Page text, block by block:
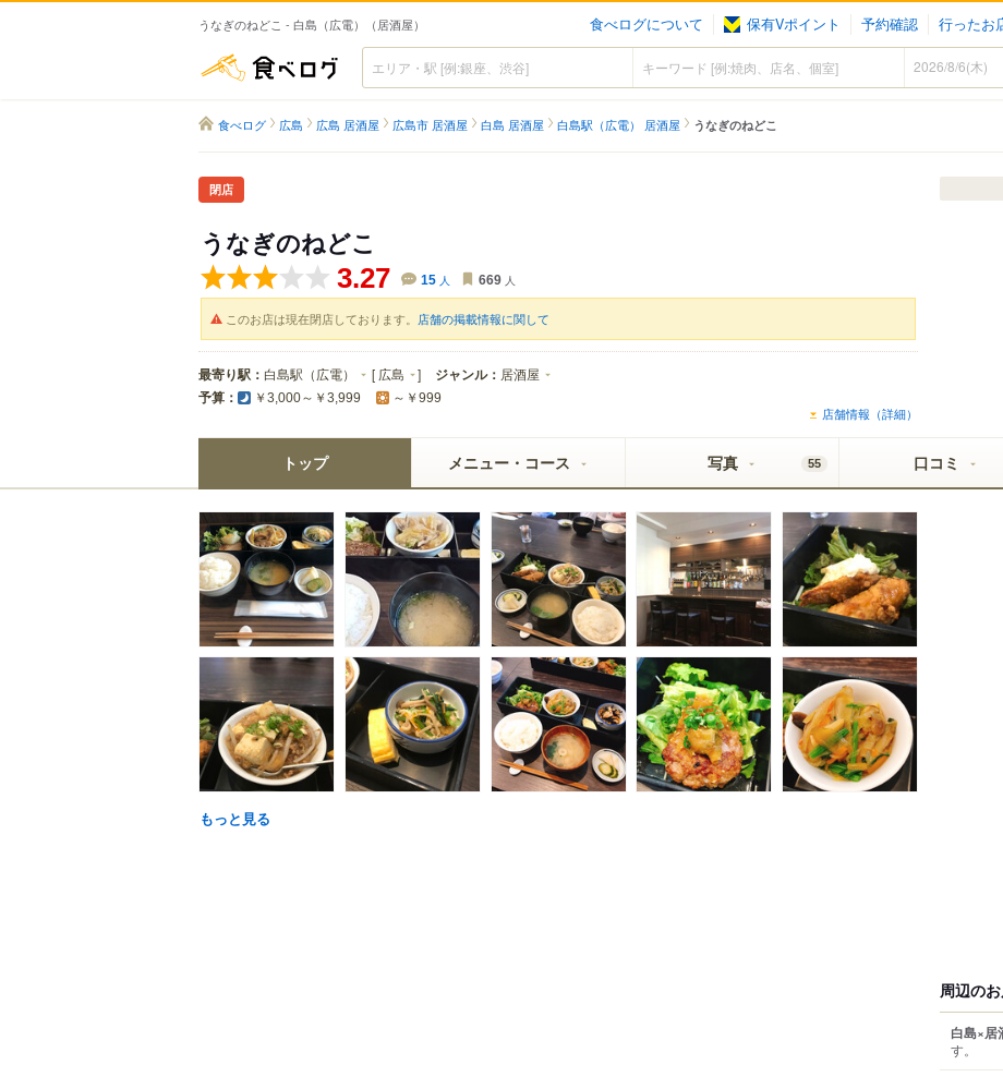
うなぎのねどこ - 白島（広電）（居酒屋） 食べログについて 保有Vポイント 予約確認 行ったお
食べログ
食べログ 広島 広島 居酒屋 広島市 居酒屋 白島 居酒屋 白島駅（広電） 居酒屋 うなぎのねどこ
閉店
うなぎのねどこ
3.27 15 人 669 人
このお店は現在閉店しております。 店舗の掲載情報に関して
最寄り駅： 白島駅（広電） [ 広島 ] ジャンル： 居酒屋
予算： ￥3,000～￥3,999 ～￥999
店舗情報（詳細）
トップ メニュー・コース 写真 55 口コミ
もっと見る
周辺の
白島×居
す。